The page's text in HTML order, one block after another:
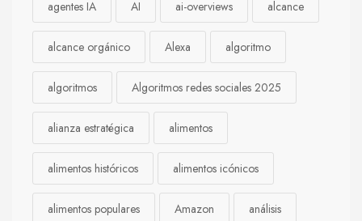
agentes IA AI ai-overviews alcance
alcance orgánico Alexa algoritmo
algoritmos Algoritmos redes sociales 2025
alianza estratégica alimentos
alimentos históricos alimentos icónicos
alimentos populares Amazon análisis